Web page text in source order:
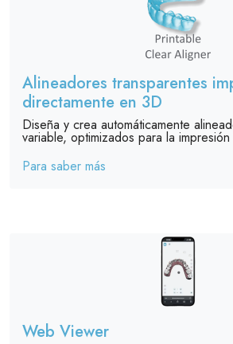
Alineadores transparentes
directamente en 3D
Diseña y crea automáticamente
variable, optimizados para la
Para saber más
Web Viewer